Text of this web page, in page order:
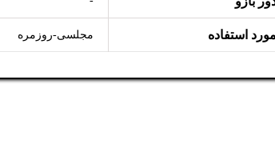
مورد استفاده مجلسی-روزمره